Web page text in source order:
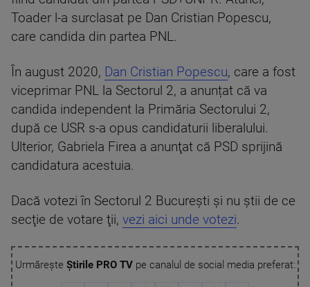
Toader l-a surclasat pe Dan Cristian Popescu,
care candida din partea PNL.
În august 2020, Dan Cristian Popescu, care a fost
viceprimar PNL la Sectorul 2, a anunțat că va
candida independent la Primăria Sectorului 2,
după ce USR s-a opus candidaturii liberalului.
Ulterior, Gabriela Firea a anunţat că PSD sprijină
candidatura acestuia.
Dacă votezi în Sectorul 2 București şi nu ştii de ce
secţie de votare ţii, vezi aici unde votezi.
Urmărește Știrile PRO TVpe canalul de social media preferat: